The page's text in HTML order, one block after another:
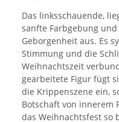
Das linksschauende,
sanfte Farbgebung
Geborgenheit aus. Es
Stimmung und die
Weihnachtszeit
gearbeitete Figur fügt
die Krippenszene ein,
Botschaft von innerem
das Weihnachtsfest so